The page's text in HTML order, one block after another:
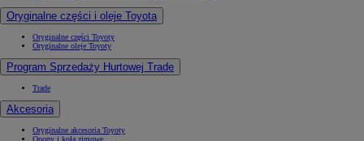
Oryginalne części i oleje Toyota
Oryginalne części Toyoty
Oryginalne oleje Toyoty
Program Sprzedaży Hurtowej Trade
Trade
Akcesoria
Oryginalne akcesoria Toyoty
Opony i koła zimowe